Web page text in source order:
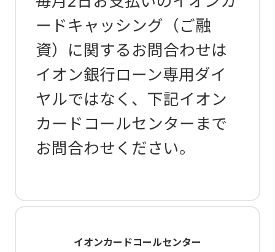
ードキャッシング（ご融
資）に関するお問合わせは
イオン銀行ローン専用ダイ
ヤルではなく、下記イオン
カードコールセンターまで
お問合わせください。
イオンカードコールセンター